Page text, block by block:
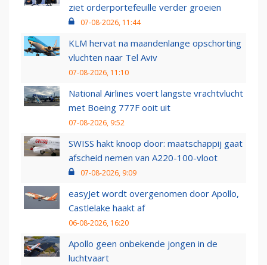
ziet orderportefeuille verder groeien
07-08-2026, 11:44
KLM hervat na maandenlange opschorting
vluchten naar Tel Aviv
07-08-2026, 11:10
National Airlines voert langste vrachtvlucht
met Boeing 777F ooit uit
07-08-2026, 9:52
SWISS hakt knoop door: maatschappij gaat
afscheid nemen van A220-100-vloot
07-08-2026, 9:09
easyJet wordt overgenomen door Apollo,
Castlelake haakt af
06-08-2026, 16:20
Apollo geen onbekende jongen in de
luchtvaart